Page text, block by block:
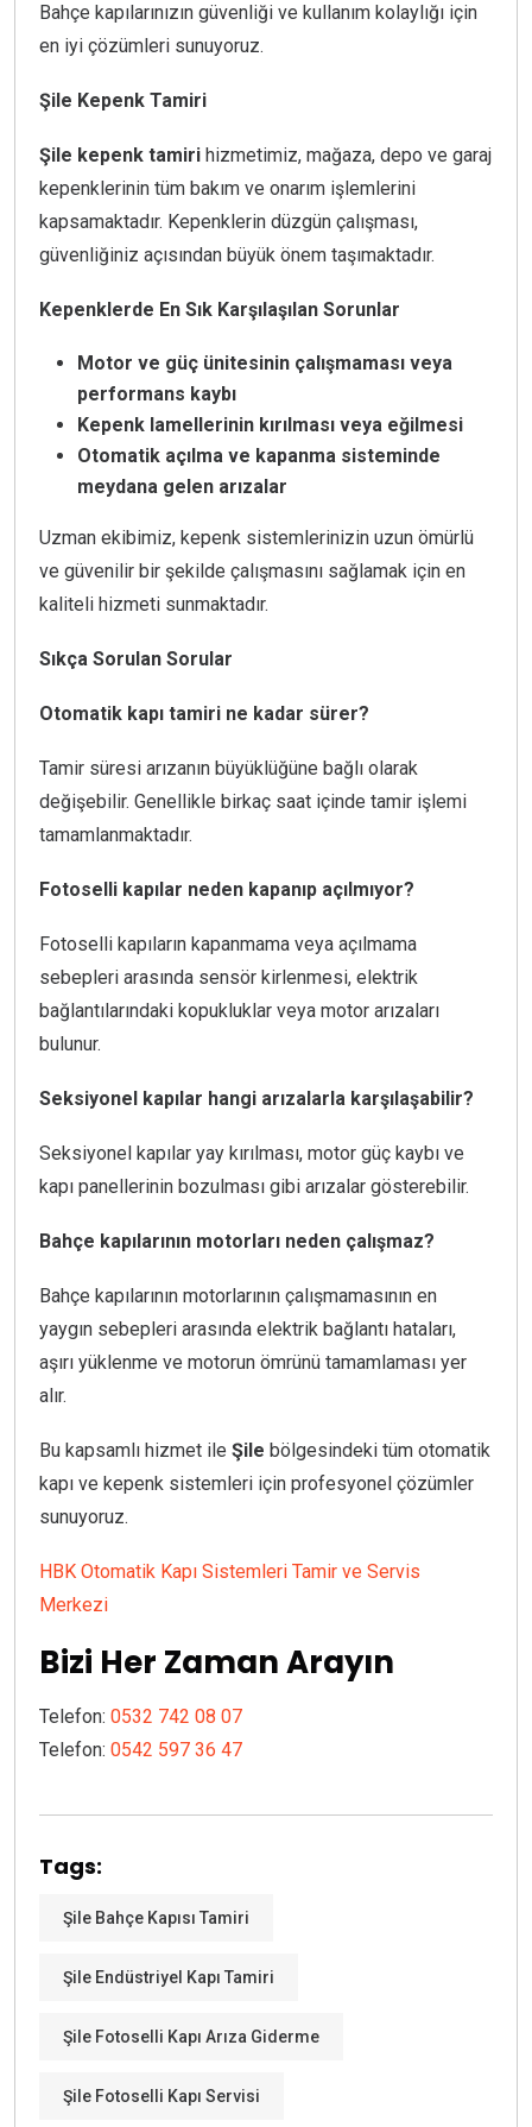
Bahçe kapılarınızın güvenliği ve kullanım kolaylığı için
en iyi çözümleri sunuyoruz.
Şile Kepenk Tamiri
Şile kepenk tamiri hizmetimiz, mağaza, depo ve garaj
kepenklerinin tüm bakım ve onarım işlemlerini
kapsamaktadır. Kepenklerin düzgün çalışması,
güvenliğiniz açısından büyük önem taşımaktadır.
Kepenklerde En Sık Karşılaşılan Sorunlar
Motor ve güç ünitesinin çalışmaması veya
performans kaybı
Kepenk lamellerinin kırılması veya eğilmesi
Otomatik açılma ve kapanma sisteminde
meydana gelen arızalar
Uzman ekibimiz, kepenk sistemlerinizin uzun ömürlü
ve güvenilir bir şekilde çalışmasını sağlamak için en
kaliteli hizmeti sunmaktadır.
Sıkça Sorulan Sorular
Otomatik kapı tamiri ne kadar sürer?
Tamir süresi arızanın büyüklüğüne bağlı olarak
değişebilir. Genellikle birkaç saat içinde tamir işlemi
tamamlanmaktadır.
Fotoselli kapılar neden kapanıp açılmıyor?
Fotoselli kapıların kapanmama veya açılmama
sebepleri arasında sensör kirlenmesi, elektrik
bağlantılarındaki kopukluklar veya motor arızaları
bulunur.
Seksiyonel kapılar hangi arızalarla karşılaşabilir?
Seksiyonel kapılar yay kırılması, motor güç kaybı ve
kapı panellerinin bozulması gibi arızalar gösterebilir.
Bahçe kapılarının motorları neden çalışmaz?
Bahçe kapılarının motorlarının çalışmamasının en
yaygın sebepleri arasında elektrik bağlantı hataları,
aşırı yüklenme ve motorun ömrünü tamamlaması yer
alır.
Bu kapsamlı hizmet ile Şile bölgesindeki tüm otomatik
kapı ve kepenk sistemleri için profesyonel çözümler
sunuyoruz.
HBK Otomatik Kapı Sistemleri Tamir ve Servis
Merkezi
Bizi Her Zaman Arayın
Telefon: 0532 742 08 07
Telefon: 0542 597 36 47
Tags:
Şile Bahçe Kapısı Tamiri
Şile Endüstriyel Kapı Tamiri
Şile Fotoselli Kapı Arıza Giderme
Şile Fotoselli Kapı Servisi